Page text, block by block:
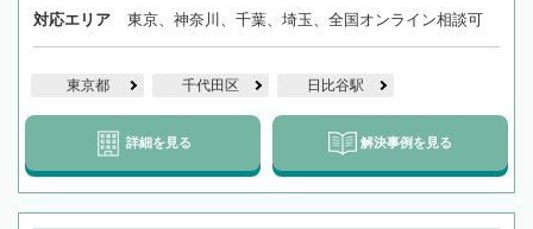
対応エリア 東京、神奈川、千葉、埼玉、全国オンライン相談可
東京都 千代田区 日比谷駅
詳細を見る 解決事例を見る